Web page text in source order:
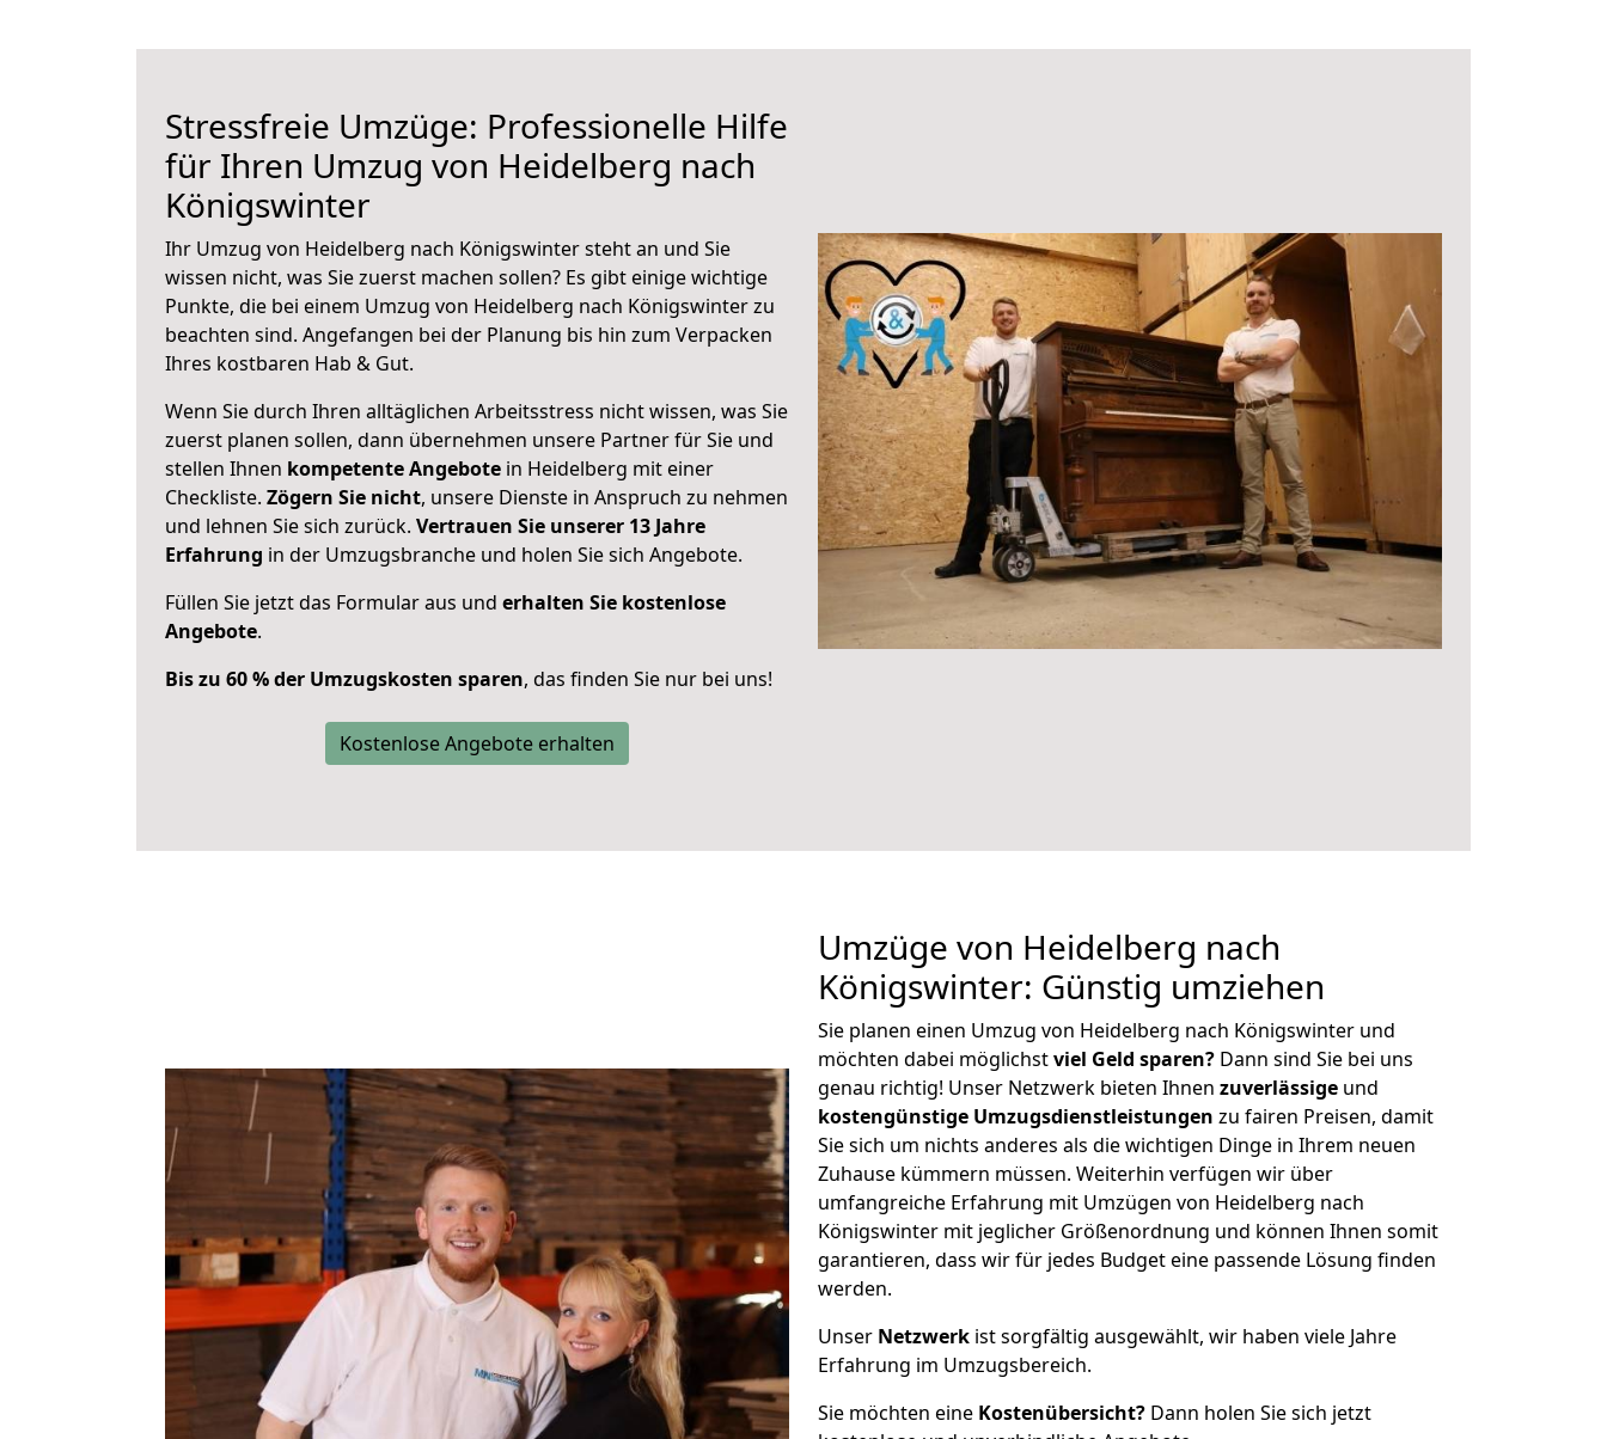
Stressfreie Umzüge: Professionelle Hilfe
für Ihren Umzug von Heidelberg nach
Königswinter
Ihr Umzug von Heidelberg nach Königswinter steht an und Sie
wissen nicht, was Sie zuerst machen sollen? Es gibt einige wichtige
Punkte, die bei einem Umzug von Heidelberg nach Königswinter zu
beachten sind. Angefangen bei der Planung bis hin zum Verpacken
Ihres kostbaren Hab & Gut.
Wenn Sie durch Ihren alltäglichen Arbeitsstress nicht wissen, was Sie
zuerst planen sollen, dann übernehmen unsere Partner für Sie und
stellen Ihnen kompetente Angebote in Heidelberg mit einer
Checkliste. Zögern Sie nicht, unsere Dienste in Anspruch zu nehmen
und lehnen Sie sich zurück. Vertrauen Sie unserer 13 Jahre
Erfahrung in der Umzugsbranche und holen Sie sich Angebote.
Füllen Sie jetzt das Formular aus und erhalten Sie kostenlose
Angebote.
Bis zu 60 % der Umzugskosten sparen, das finden Sie nur bei uns!
Kostenlose Angebote erhalten
Umzüge von Heidelberg nach
Königswinter: Günstig umziehen
Sie planen einen Umzug von Heidelberg nach Königswinter und
möchten dabei möglichstviel Geld sparen? Dann sind Sie bei uns
genau richtig! Unser Netzwerk bieten Ihnen zuverlässige und
kostengünstige Umzugsdienstleistungen zu fairen Preisen, damit
Sie sich um nichts anderes als die wichtigen Dinge in Ihrem neuen
Zuhause kümmern müssen. Weiterhin verfügen wir über
umfangreiche Erfahrung mit Umzügen von Heidelberg nach
Königswinter mit jeglicher Größenordnung und können Ihnen somit
garantieren, dass wir für jedes Budget eine passende Lösung finden
werden.
Unser Netzwerk ist sorgfältig ausgewählt, wir haben viele Jahre
Erfahrung im Umzugsbereich.
Sie möchten eine Kostenübersicht? Dann holen Sie sich jetzt